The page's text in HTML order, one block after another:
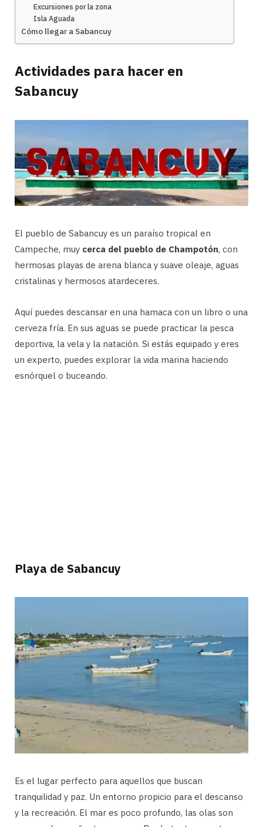
Excursiones por la zona
Isla Aguada
Cómo llegar a Sabancuy
Actividades para hacer en
Sabancuy
El pueblo de Sabancuy es un paraíso tropical en
Campeche, muy cerca del pueblo de Champotón, con
hermosas playas de arena blanca y suave oleaje, aguas
cristalinas y hermosos atardeceres.
Aquí puedes descansar en una hamaca con un libro o una
cerveza fría. En sus aguas se puede practicar la pesca
deportiva, la vela y la natación. Si estás equipado y eres
un experto, puedes explorar la vida marina haciendo
esnórquel o buceando.
Playa de Sabancuy
Es el lugar perfecto para aquellos que buscan
tranquilidad y paz. Un entorno propicio para el descanso
y la recreación. El mar es poco profundo, las olas son